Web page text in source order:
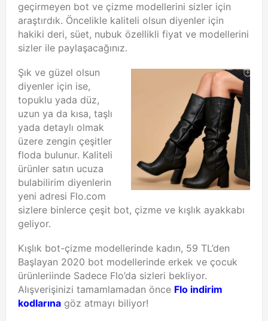
geçirmeyen bot ve çizme modellerini sizler için
araştırdık. Öncelikle kaliteli olsun diyenler için
hakiki deri, süet, nubuk özellikli fiyat ve modellerini
sizler ile paylaşacağınız.
Şık ve güzel olsun
diyenler için ise,
topuklu yada düz,
uzun ya da kısa, taşlı
yada detaylı olmak
üzere zengin çeşitler
floda bulunur. Kaliteli
ürünler satın ucuza
bulabilirim diyenlerin
yeni adresi Flo.com
sizlere binlerce çeşit bot, çizme ve kışlık ayakkabı
geliyor.
Kışlık bot-çizme modellerinde kadın, 59 TL’den
Başlayan 2020 bot modellerinde erkek ve çocuk
ürünleriinde Sadece Flo’da sizleri bekliyor.
Alışverişinizi tamamlamadan önce Flo indirim
kodlarına göz atmayı biliyor!